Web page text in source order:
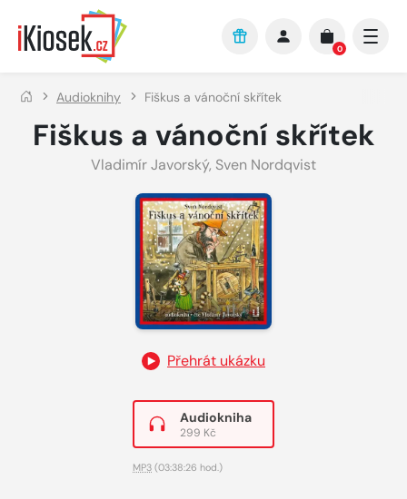
Přejít na hlavní obsah
0
Audioknihy Fiškus a vánoční skřítek
Fiškus a vánoční skřítek
Vladimír Javorský, Sven Nordqvist
Přehrát ukázku
Audiokniha
299 Kč
MP3 (03:38:26 hod.)